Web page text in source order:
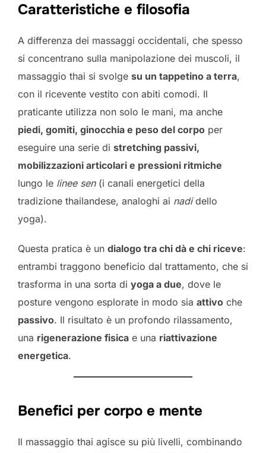
Caratteristiche e filosofia
A differenza dei massaggi occidentali, che spesso
si concentrano sulla manipolazione dei muscoli, il
massaggio thai si svolge su un tappetino a terra,
con il ricevente vestito con abiti comodi. Il
praticante utilizza non solo le mani, ma anche
piedi, gomiti, ginocchia e peso del corpo per
eseguire una serie di stretching passivi,
mobilizzazioni articolari e pressioni ritmiche
lungo le linee sen(i canali energetici della
tradizione thailandese, analoghi ai nadidello
yoga).
Questa pratica è un dialogo tra chi dà e chi riceve:
entrambi traggono beneficio dal trattamento, che si
trasforma in una sorta di yoga a due, dove le
posture vengono esplorate in modo sia attivo che
passivo. Il risultato è un profondo rilassamento,
una rigenerazione fisica e una riattivazione
energetica.
Benefici per corpo e mente
Il massaggio thai agisce su più livelli, combinando